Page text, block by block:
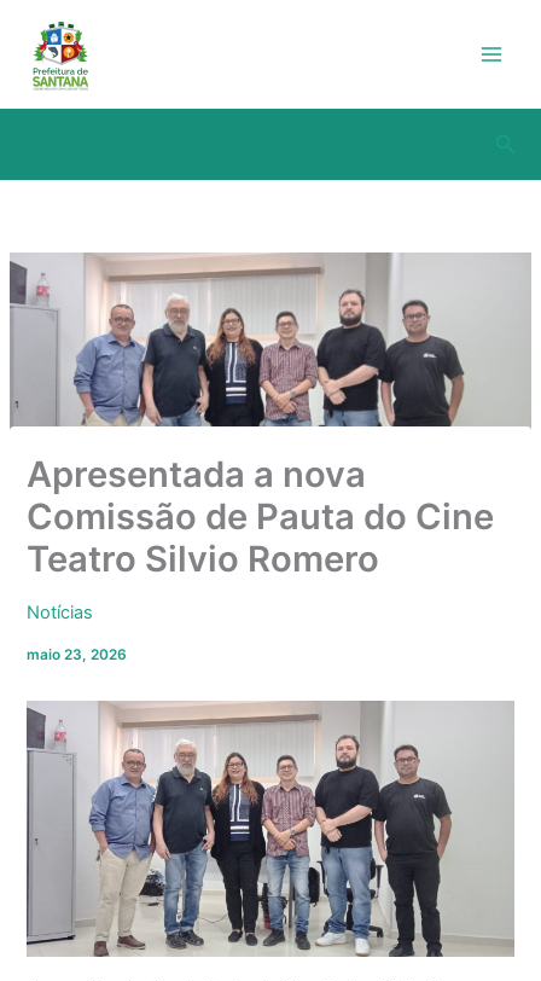
Apresentada a nova
Comissão de Pauta do Cine
Teatro Silvio Romero
Notícias
maio 23, 2026